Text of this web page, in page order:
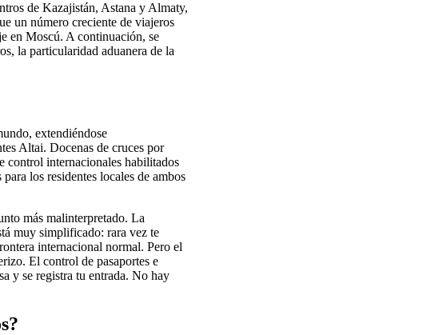
de Kazajistán, Astana y Almaty,
un número creciente de viajeros
en Moscú. A continuación, se
la particularidad aduanera de la
extendiéndose
Altai. Docenas de cruces por
control internacionales habilitados
los residentes locales de ambos
más malinterpretado. La
muy simplificado: rara vez te
internacional normal. Pero el
El control de pasaportes e
y se registra tu entrada. No hay